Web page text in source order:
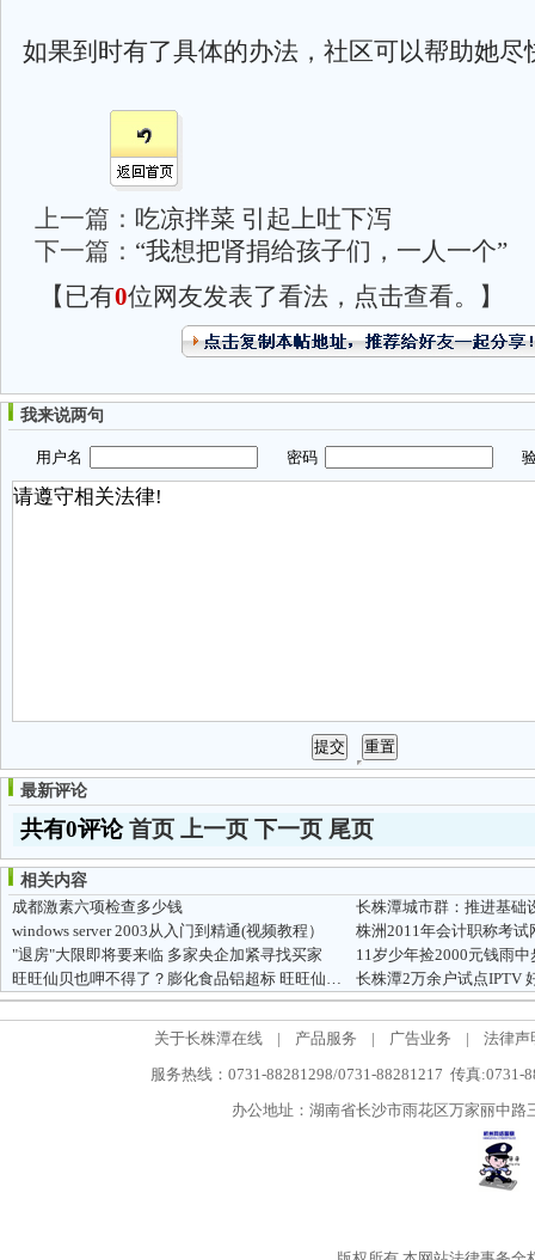
如果到时有了具体的办法，社区可以帮助她尽
上一篇： 吃凉拌菜 引起上吐下泻
下一篇： “我想把肾捐给孩子们，一人一个”
【已有0位网友发表了看法，点击查看。】
我来说两句
用户名 密码 验
最新评论
共有0评论首页 上一页 下一页 尾页
相关内容
成都激素六项检查多少钱
长株潭城市群：推进基础
windows server 2003从入门到精通(视频教程）
株洲2011年会计职称考
"退房"大限即将要来临 多家央企加紧寻找买家
11岁少年捡2000元钱雨
旺旺仙贝也呷不得了？膨化食品铝超标 旺旺仙贝细菌超标
长株潭2万余户试点IPTV
关于长株潭在线 | 产品服务 | 广告业务 |
法律声
服务热线：0731-88281298/0731-88281217 传真:0731-
办公地址：湖南省长沙市雨花区万家丽中